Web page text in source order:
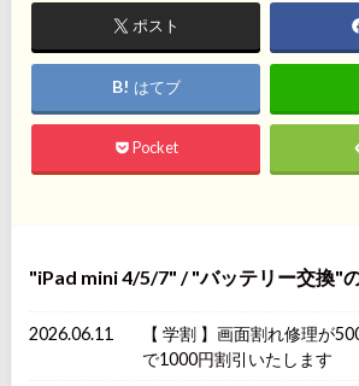
ポスト
はてブ
Pocket
iPad mini 4/5/7 / バッテリー交換
2026.06.11
【 学割 】画面割れ修理が
で1000円割引いたします